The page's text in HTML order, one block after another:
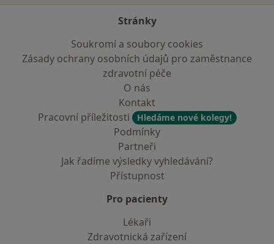
Stránky
Soukromí a soubory cookies
Zásady ochrany osobních údajů pro zaměstnance
zdravotní péče
O nás
Kontakt
Pracovní příležitosti
Hledáme nové kolegy!
Podmínky
Partneři
Jak řadíme výsledky vyhledávání?
Přístupnost
Pro pacienty
Lékaři
Zdravotnická zařízení